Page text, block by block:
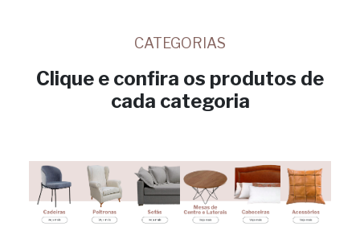
CATEGORIAS
Clique e confira os produtos de
cada categoria